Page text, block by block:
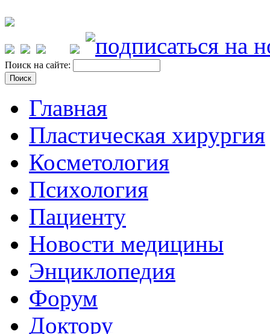
Поиск на сайте:
Главная
Пластическая хирургия
Косметология
Психология
Пациенту
Новости медицины
Энциклопедия
Форум
Доктору